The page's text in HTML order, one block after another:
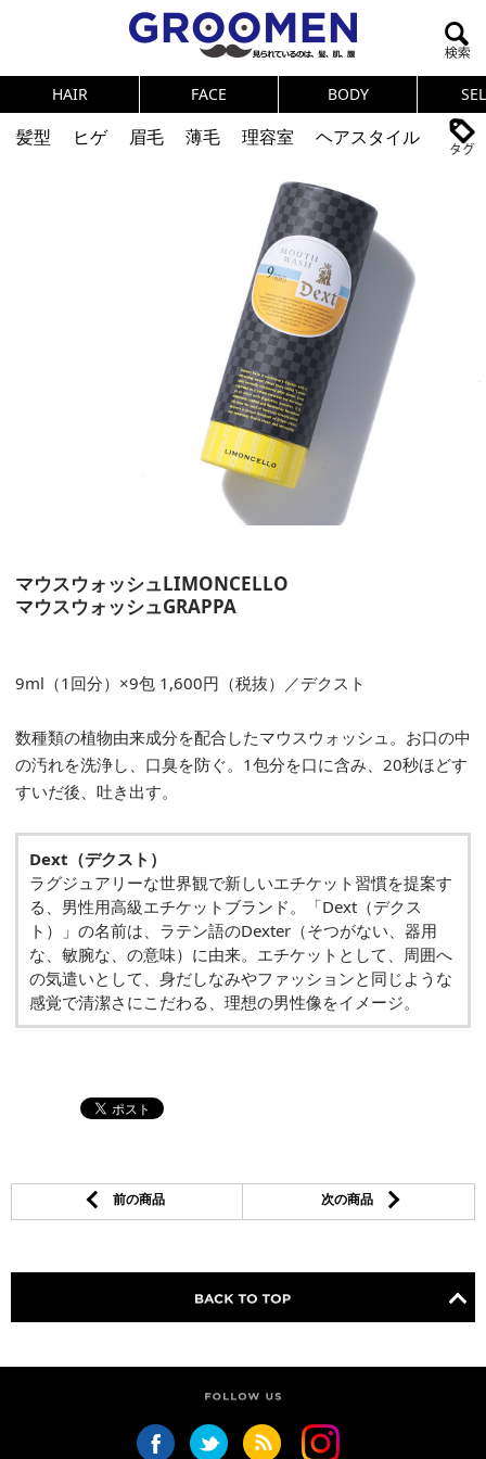
HAIR FACE BODY
髪型 ヒゲ 眉毛 薄毛 理容室
ヘアスタイル
連載
PICK UP 筋肉
女の本音
眉毛
メタボ
調査結果
好印象な男
頭皮ケア
マウスウォッシュLIMONCELLO
マウスウォッシュGRAPPA
9ml（1回分）×9包 1,600円（税抜）／デクスト
数種類の植物由来成分を配合したマウスウォッシュ。お口の中
の汚れを洗浄し、口臭を防ぐ。1包分を口に含み、20秒ほどす
すいだ後、吐き出す。
Dext（デクスト）
ラグジュアリーな世界観で新しいエチケット習慣を提案す
る、男性用高級エチケットブランド。「Dext（デクス
ト）」の名前は、ラテン語のDexter（そつがない、器用
な、敏腕な、の意味）に由来。エチケットとして、周囲へ
の気遣いとして、身だしなみやファッションと同じような
感覚で清潔さにこだわる、理想の男性像をイメージ。
前の商品 次の商品